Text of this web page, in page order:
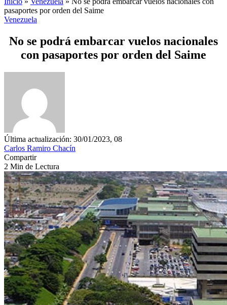
pasaportes por orden del Saime
Venezuela
No se podrá embarcar vuelos nacionales
con pasaportes por orden del Saime
Última actualización: 30/01/2023, 08
Carlos Ramiro Chacín
Compartir
2 Min de Lectura